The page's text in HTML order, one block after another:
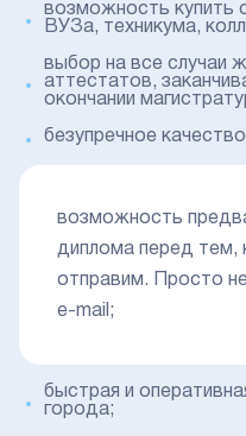
возможность купить
ВУЗа, техникума,
выбор на все случаи
аттестатов,
окончании
безупречное
возможность
диплома перед тем,
отправим. Просто
e-mail;
быстрая и
города;